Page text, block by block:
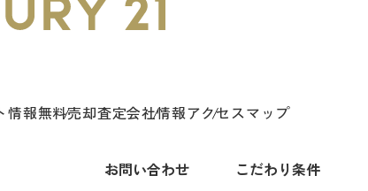
情報無料売却査定会社情報アクセスマップ
お問い合わせ こだわり条件